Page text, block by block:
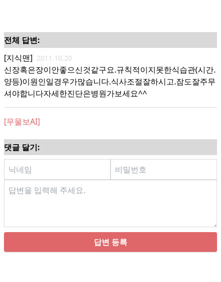
전체 답변:
[지식맨] 2011.10.20
신장혹은장이안좋으신것같구요.규칙적이지못한식습관(시간.
양등)이원인일경우가많습니다.식사조절잘하시고.잠도잘주무
셔야합니다자세한진단은병원가보세요^^
[무물보AI]
댓글 달기:
답변 등록